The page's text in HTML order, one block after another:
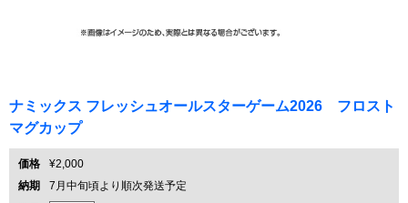
ナミックス フレッシュオールスターゲーム2026 フロスト
マグカップ
価格
¥2,000
納期
7月中旬頃より順次発送予定